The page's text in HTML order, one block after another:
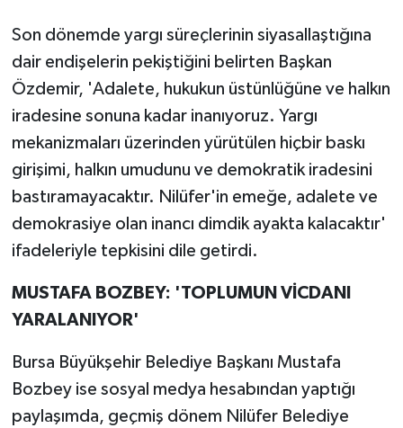
Son dönemde yargı süreçlerinin siyasallaştığına
dair endişelerin pekiştiğini belirten Başkan
Özdemir, 'Adalete, hukukun üstünlüğüne ve halkın
iradesine sonuna kadar inanıyoruz. Yargı
mekanizmaları üzerinden yürütülen hiçbir baskı
girişimi, halkın umudunu ve demokratik iradesini
bastıramayacaktır. Nilüfer'in emeğe, adalete ve
demokrasiye olan inancı dimdik ayakta kalacaktır'
ifadeleriyle tepkisini dile getirdi.
MUSTAFA BOZBEY: 'TOPLUMUN VİCDANI
YARALANIYOR'
Bursa Büyükşehir Belediye Başkanı Mustafa
Bozbey ise sosyal medya hesabından yaptığı
paylaşımda, geçmiş dönem Nilüfer Belediye